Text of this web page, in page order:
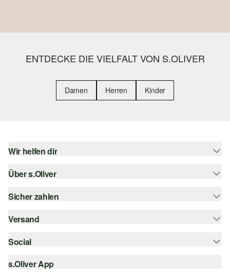
ENTDECKE DIE VIELFALT VON S.OLIVER
Damen Herren Kinder
Wir helfen dir
Hilfe & FAQ
Größenberatung
Top-Kategorien
Bestellung widerrufen
Über s.Oliver
s.Oliver Magazin
Whatsapp
s.Oliver Group
Sicher zahlen
Rechnung
Kreditkarte
Versand
Sendungsverfolgung
DHL
Social
instagram
s.Oliver App